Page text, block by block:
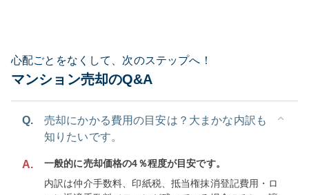
心配ごとをなくして、次のステップへ！
マンション売却のQ&A
Q.
売却にかかる費用の目安は？大まかな内訳も
知りたいです。
A.
一般的に売却価格の4％程度が目安です。
内訳は仲介手数料、印紙税、抵当権抹消登記費用・ロ